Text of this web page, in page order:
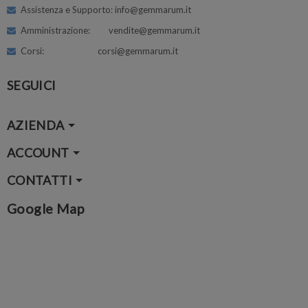
Assistenza e Supporto: info@gemmarum.it
Amministrazione: vendite@gemmarum.it
Corsi: corsi@gemmarum.it
SEGUICI
AZIENDA
ACCOUNT
CONTATTI
Google Map